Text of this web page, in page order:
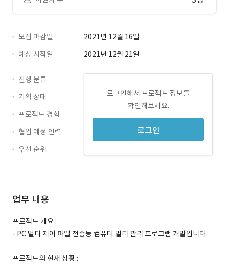
모집 마감일
2021년 12월 16일
예상 시작일
2021년 12월 21일
로그인해서 프로젝트 정보를
확인해보세요.
로그인
진행 분류
기획 상태
프로젝트 경험
협업 예정 인력
우선 순위
업무 내용
프로젝트 개요 :
- PC 멀티 제어 파일 전송등 컴퓨터 멀티 관리 프로그램 개발입니다.
프로젝트의 현재 상황 :